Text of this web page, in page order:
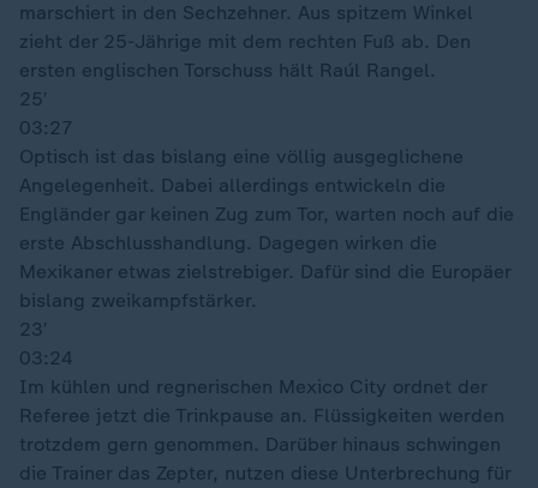
marschiert in den Sechzehner. Aus spitzem Winkel
zieht der 25-Jährige mit dem rechten Fuß ab. Den
ersten englischen Torschuss hält Raúl Rangel.
25′
03:27
Optisch ist das bislang eine völlig ausgeglichene
Angelegenheit. Dabei allerdings entwickeln die
Engländer gar keinen Zug zum Tor, warten noch auf die
erste Abschlusshandlung. Dagegen wirken die
Mexikaner etwas zielstrebiger. Dafür sind die Europäer
bislang zweikampfstärker.
23′
03:24
Im kühlen und regnerischen Mexico City ordnet der
Referee jetzt die Trinkpause an. Flüssigkeiten werden
trotzdem gern genommen. Darüber hinaus schwingen
die Trainer das Zepter, nutzen diese Unterbrechung für